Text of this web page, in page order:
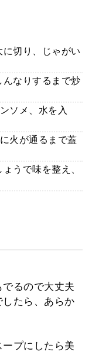
切り、じゃがい
なりするまで炒
ソメ、水を入
火が通るまで蓋
うで味を整え、
るので大丈夫
たら、あらか
プにしたら美